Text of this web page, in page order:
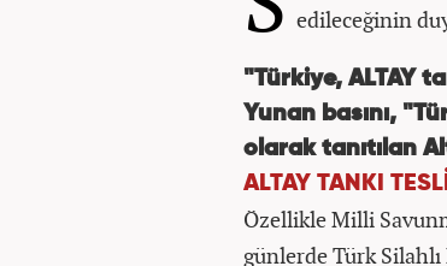
edileceğinin
"Türkiye, ALTAY
Yunan basını,
olarak tanıtılan
ALTAY TANKI
Özellikle Milli
günlerde Türk